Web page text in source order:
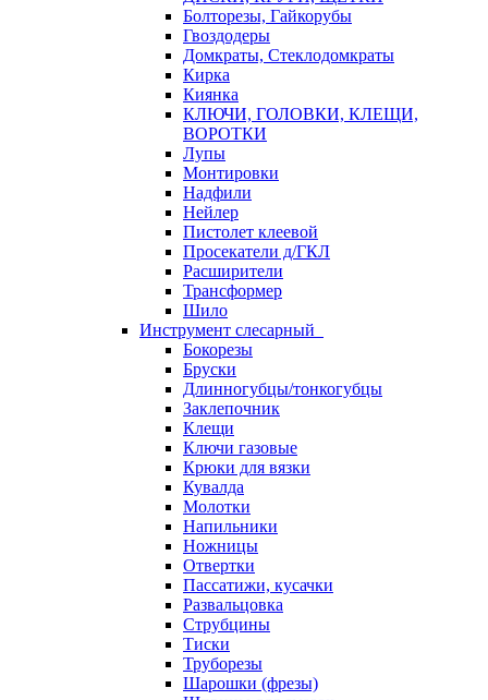
Болторезы, Гайкорубы
Гвоздодеры
Домкраты, Стеклодомкраты
Кирка
Киянка
КЛЮЧИ, ГОЛОВКИ, КЛЕЩИ,
ВОРОТКИ
Лупы
Монтировки
Надфили
Нейлер
Пистолет клеевой
Просекатели д/ГКЛ
Расширители
Трансформер
Шило
Инструмент слесарный
Бокорезы
Бруски
Длинногубцы/тонкогубцы
Заклепочник
Клещи
Ключи газовые
Крюки для вязки
Кувалда
Молотки
Напильники
Ножницы
Отвертки
Пассатижи, кусачки
Развальцовка
Струбцины
Тиски
Труборезы
Шарошки (фрезы)